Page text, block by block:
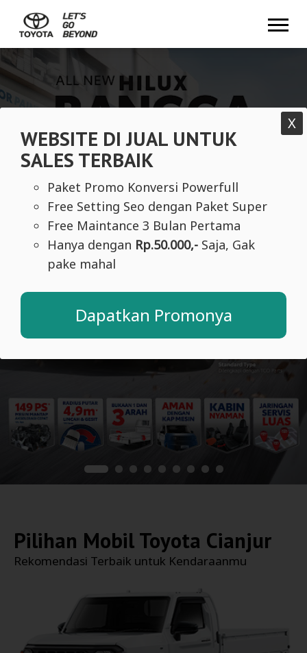
WEBSITE DI JUAL UNTUK
SALES TERBAIK
Paket Promo Konversi Powerfull
Free Setting Seo dengan Paket Super
Free Maintance 3 Bulan Pertama
Hanya dengan Rp.50.000,-Saja, Gak
pake mahal
Dapatkan Promonya
X
Mobile Foto 1
Pilihan Mobil Toyota Cianjur
Rekomendasi Terbaik untuk Kendaraanmu